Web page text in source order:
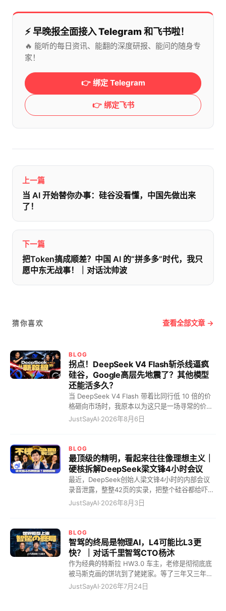
⚡️ 早晚报全面接入 Telegram 和飞书啦！
🔥 能听的每日资讯、能翻的深度研报、能问的随身专
家！
👉 绑定 Telegram
👉 绑定飞书
上一篇
当 AI 开始替你办事：硅谷没看懂，中国先做出来
了！
下一篇
把Token搞成顺差？中国 AI 的“拼多多”时代，我只
愿中东无战事！｜对话沈帅波
猜你喜欢 查看全部文章 →
BLOG
拐点！DeepSeek V4 Flash斩杀线逼疯
硅谷，Google高层先地震了？其他模型
还能活多久？
当 DeepSeek V4 Flash 带着比同行低 10 倍的价
格砸向市场时，我原本以为这只是一场寻常的价格
战。但我错了，这根本不是什么商业内卷，而是一
暴？你这么理解吧，这就相当于一件原本在美国卖
10 块美金的货，现在被中国企业硬生生干到了 10
块钱人民币！硬是把大模型干出了拼多多的气质。
这怎么玩？那些定价高高在上的模型，瞬间全成了
智商税。 这就好比现在的中国电车市场。以前你要
万的国产电车直接给你拉满。结果呢？BBA 销量狂
就跟当年吕布辕门射戟一样，我这一箭射在这儿
了，斩杀线以下的这帮公司，你们掂量掂量自己，
到底还要不要干这事？这才是真正的降维打击！这
完全就是把 AI 变成了有医保目录的时代，曾经昂
贵的特效药，现在直接走集采就完事了。贵的？谁
还买单？ 我给你一个更接地气的比喻。当年那帮小
JustSayAI·2026年8月6日
BLOG
最顶级的精明，看起来往往像理想主义｜
硬核拆解DeepSeek梁文锋4小时会议
最近，DeepSeek创始人梁文锋4小时的内部会议
录音泄露，整整42页的实录，把整个硅谷都给吓惨
了。 全网都在疯狂造神，一口一个“梁圣”叫着，说
个月回本的恐怖算计，AI界的农夫山泉 看硅谷那帮
搞大模型的，有几个敢承认自己能赚钱的？梁圣仿
佛在说：奥兄，我不是针对你，我是说在座的所有
人都是垃圾！ 全网都在惊呼梁文锋是“赛博圣人”，
其实他是一个极其冷酷的“量化精算师”。 很多人不
理解：融了几百亿，为什么他敢在显卡溢价两倍、
甚至四倍时，依然疯狂All in买卡？ 因为这笔账的
JustSayAI·2026年8月3日
BLOG
智驾的终局是物理AI，L4可能比L3更
快？｜对话千里智驾CTO杨沐
作为经典的特斯拉 HW3.0 车主，老修是彻彻底底
被马斯克画的饼坑到了姥姥家。等了三年又三年，
结果他轻飘飘地告诉老修硬件落后，直接不支持
JustSayAI·2026年7月24日